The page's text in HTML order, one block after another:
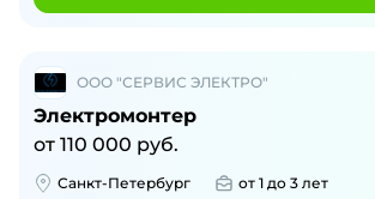
ООО "СЕРВИС ЭЛЕКТРО"
Электромонтер
от 110 000 руб.
Санкт-Петербург
от 1 до 3 лет